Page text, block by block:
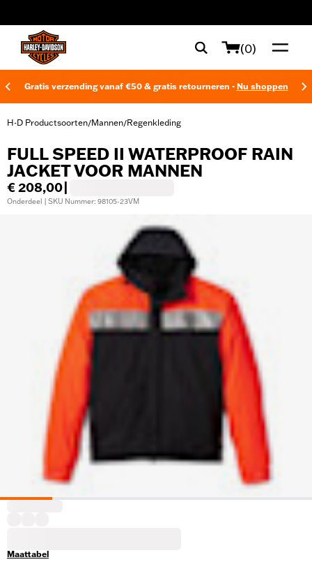
(0)
Gratis verzending vanaf €50 & gratis retourneren - Nu shoppen
H-D Productsoorten/Mannen/Regenkleding
FULL SPEED II WATERPROOF RAIN
JACKET VOOR MANNEN
€ 208,00
Onderdeel | SKU Nummer: 98105-23VM
Maattabel